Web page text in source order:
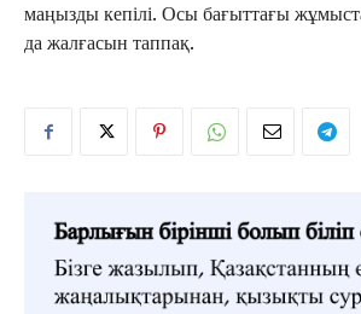
маңызды кепілі. Осы бағыттағы
да жалғасын таппақ.